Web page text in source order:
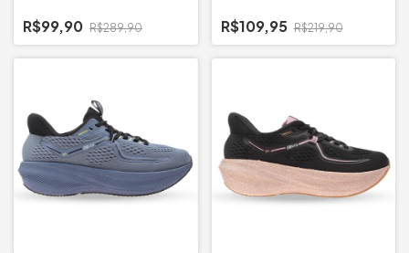
R$99,90 R$289,90 R$109,95 R$219,90